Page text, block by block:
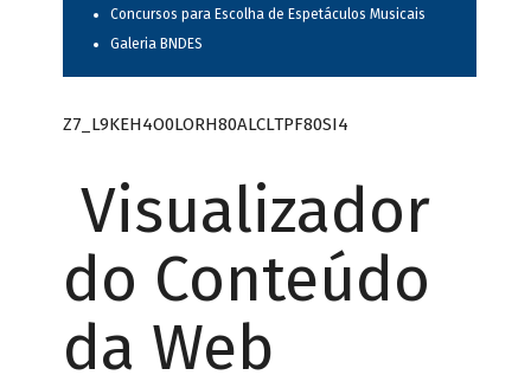
Concursos para Escolha de Espetáculos Musicais
Galeria BNDES
Z7_L9KEH4O0LORH80ALCLTPF80SI4
Visualizador
do Conteúdo
da Web